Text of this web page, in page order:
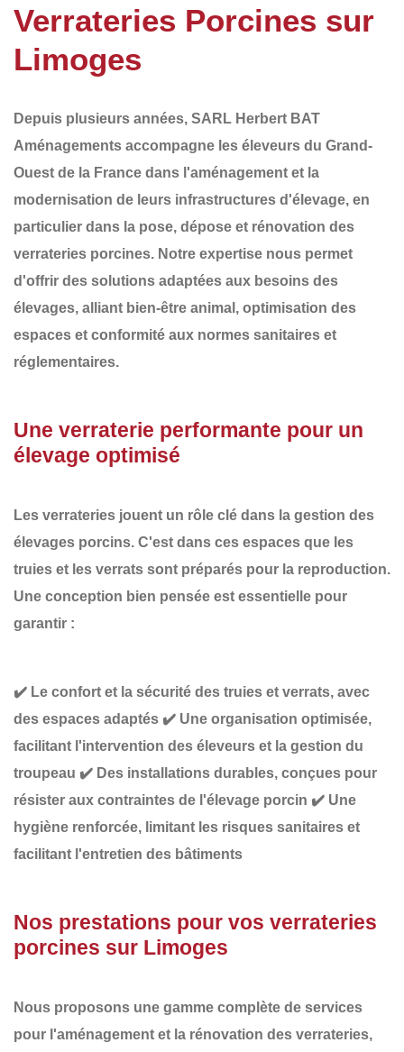
Verrateries Porcines sur
Limoges
Depuis plusieurs années, SARL Herbert BAT
Aménagements accompagne les éleveurs du Grand-
Ouest de la France dans l'aménagement et la
modernisation de leurs infrastructures d'élevage, en
particulier dans la pose, dépose et rénovation des
verrateries porcines. Notre expertise nous permet
d'offrir des solutions adaptées aux besoins des
élevages, alliant bien-être animal, optimisation des
espaces et conformité aux normes sanitaires et
réglementaires.
Une verraterie performante pour un
élevage optimisé
Les verrateries jouent un rôle clé dans la gestion des
élevages porcins. C'est dans ces espaces que les
truies et les verrats sont préparés pour la reproduction.
Une conception bien pensée est essentielle pour
garantir :
✔️ Le confort et la sécurité des truies et verrats, avec
des espaces adaptés ✔️ Une organisation optimisée,
facilitant l'intervention des éleveurs et la gestion du
troupeau ✔️ Des installations durables, conçues pour
résister aux contraintes de l'élevage porcin ✔️ Une
hygiène renforcée, limitant les risques sanitaires et
facilitant l'entretien des bâtiments
Nos prestations pour vos verrateries
porcines sur Limoges
Nous proposons une gamme complète de services
pour l'aménagement et la rénovation des verrateries,